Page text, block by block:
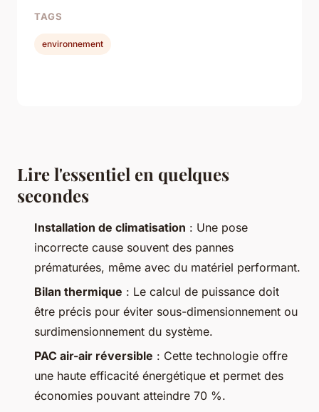
Lire l'essentiel en quelques
secondes
Installation de climatisation : Une pose
incorrecte cause souvent des pannes
prématurées, même avec du matériel performant.
Bilan thermique : Le calcul de puissance doit
être précis pour éviter sous-dimensionnement ou
surdimensionnement du système.
PAC air-air réversible : Cette technologie offre
une haute efficacité énergétique et permet des
économies pouvant atteindre 70 %.
TAGS
environnement